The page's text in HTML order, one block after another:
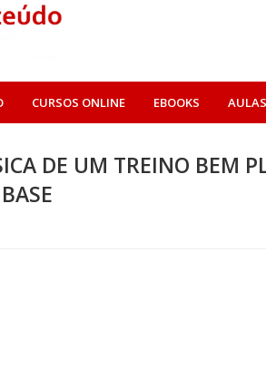
CURSOS ONLINE EBOOKS
DE UM TREINO BEM